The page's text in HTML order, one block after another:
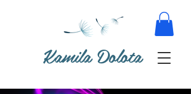
Kamila Dolota